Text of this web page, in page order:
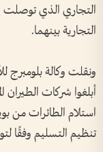
التجاري الذي توصلت
التجارية بينهما.
ونقلت وكالة بلومبرج
أبلغوا شركات الطيران
استلام الطائرات من
تنظيم التسليم وفقًا